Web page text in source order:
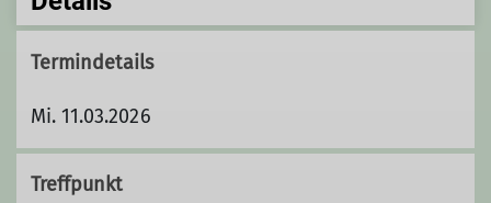
Termindetails
Mi. 11.03.2026
Treffpunkt